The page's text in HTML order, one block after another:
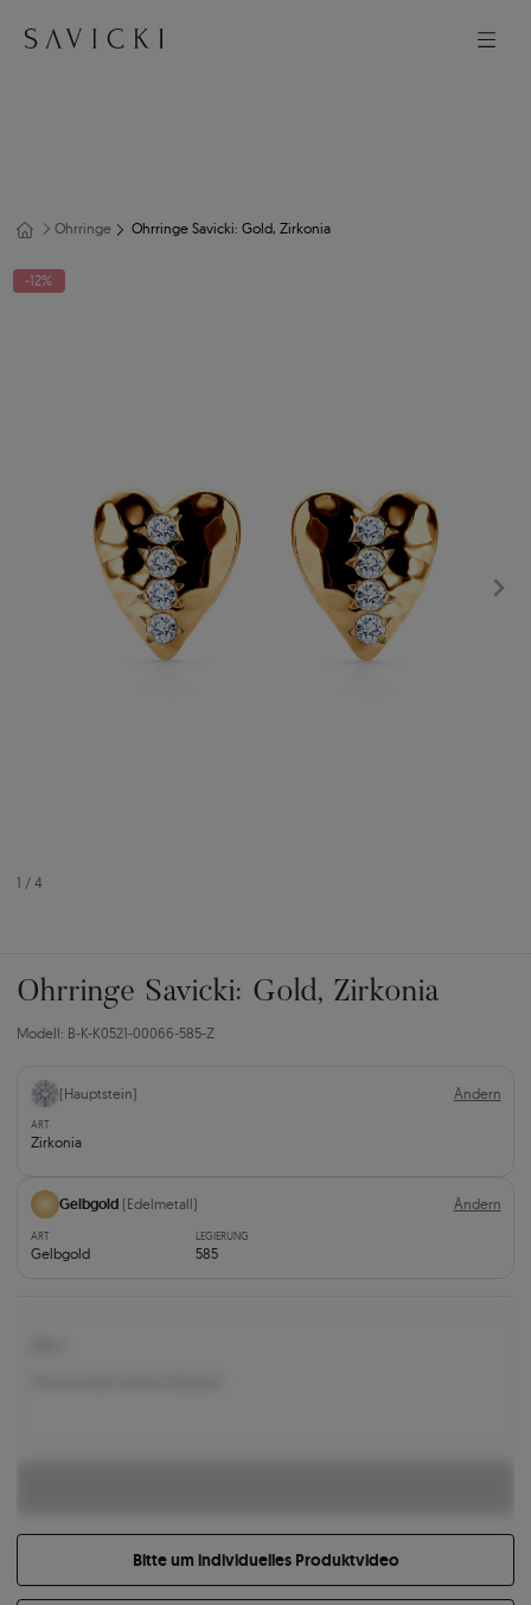
Ohrringe Ohrringe Savicki: Gold, Zirkonia
1 / 4
-12%
Ohrringe Savicki: Gold, Zirkonia
Modell: B-K-K0521-00066-585-Z
(Hauptstein) Ändern
ART
Zirkonia
Gelbgold (Edelmetall) Ändern
ART
Gelbgold
LEGIERUNG
585
Bitte um individuelles Produktvideo